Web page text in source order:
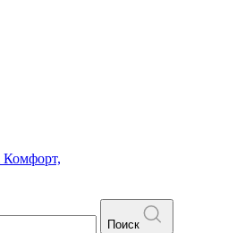
Комфорт,
Поиск